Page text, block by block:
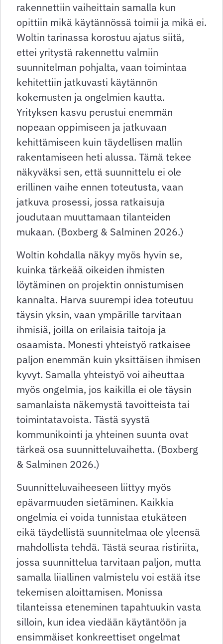
rakennettiin vaiheittain samalla kun
opittiin mikä käytännössä toimii ja mikä ei.
Woltin tarinassa korostuu ajatus siitä,
ettei yritystä rakennettu valmiin
suunnitelman pohjalta, vaan toimintaa
kehitettiin jatkuvasti käytännön
kokemusten ja ongelmien kautta.
Yrityksen kasvu perustui enemmän
nopeaan oppimiseen ja jatkuvaan
kehittämiseen kuin täydellisen mallin
rakentamiseen heti alussa. Tämä tekee
näkyväksi sen, että suunnittelu ei ole
erillinen vaihe ennen toteutusta, vaan
jatkuva prosessi, jossa ratkaisuja
joudutaan muuttamaan tilanteiden
mukaan. (Boxberg & Salminen 2026.)
Woltin kohdalla näkyy myös hyvin se,
kuinka tärkeää oikeiden ihmisten
löytäminen on projektin onnistumisen
kannalta. Harva suurempi idea toteutuu
täysin yksin, vaan ympärille tarvitaan
ihmisiä, joilla on erilaisia taitoja ja
osaamista. Monesti yhteistyö ratkaisee
paljon enemmän kuin yksittäisen ihmisen
kyvyt. Samalla yhteistyö voi aiheuttaa
myös ongelmia, jos kaikilla ei ole täysin
samanlaista näkemystä tavoitteista tai
toimintatavoista. Tästä syystä
kommunikointi ja yhteinen suunta ovat
tärkeä osa suunnitteluvaihetta. (Boxberg
& Salminen 2026.)
Suunnitteluvaiheeseen liittyy myös
epävarmuuden sietäminen. Kaikkia
ongelmia ei voida tunnistaa etukäteen
eikä täydellistä suunnitelmaa ole yleensä
mahdollista tehdä. Tästä seuraa ristiriita,
jossa suunnittelua tarvitaan paljon, mutta
samalla liiallinen valmistelu voi estää itse
tekemisen aloittamisen. Monissa
tilanteissa eteneminen tapahtuukin vasta
silloin, kun idea viedään käytäntöön ja
ensimmäiset konkreettiset ongelmat